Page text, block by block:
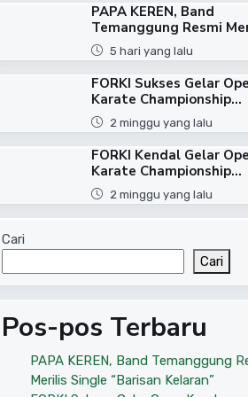
PAPA KEREN, Band
Temanggung Resmi
5 hari yang lalu
FORKI Sukses Gelar
Karate Championship...
2 minggu yang lalu
FORKI Kendal Gelar
Karate Championship...
2 minggu yang lalu
Cari
Cari
Pos-pos Terbaru
PAPA KEREN, Band Temanggung
Merilis Single “Barisan Kelaran”